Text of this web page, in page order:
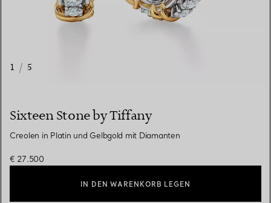
1 / 5
Sixteen Stone by Tiffany
Creolen in Platin und Gelbgold mit Diamanten
€ 27.500
IN DEN WARENKORB LEGEN